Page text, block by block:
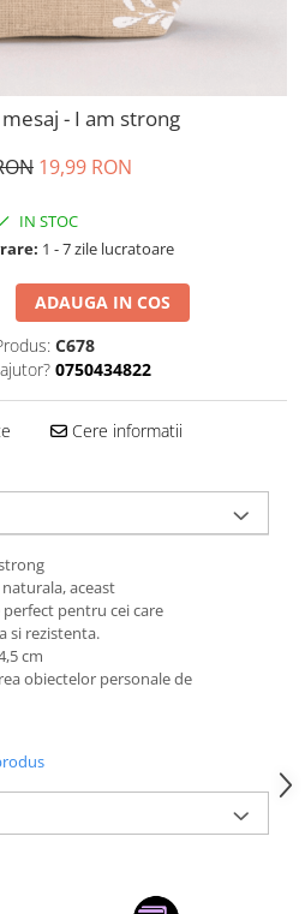
- I am strong
19,99 RON
IN STOC
1 - 7 zile lucratoare
ADAUGA IN COS
C678
0750434822
Cere informatii
aceast
pentru cei care
si rezistenta.
cm
obiectelor personale de